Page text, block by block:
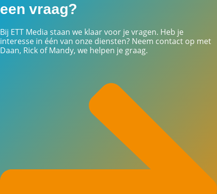
een vraag?
Bij ETT Media staan we klaar voor je vragen. Heb je
interesse in één van onze diensten? Neem contact op met
Daan, Rick of Mandy, we helpen je graag.